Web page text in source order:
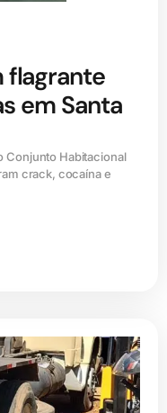
flagrante
em Santa
Conjunto Habitacional
crack, cocaína e